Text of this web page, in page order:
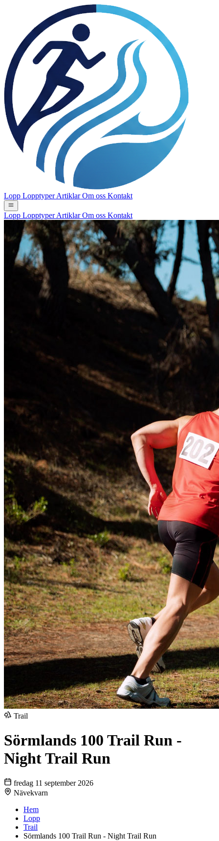
Lopp LopptyperArtiklarOm oss Kontakt
Lopp LopptyperArtiklarOm oss Kontakt
Trail
Sörmlands 100 Trail Run -
Night Trail Run
fredag 11 september 2026
Nävekvarn
Hem
Lopp
Trail
Sörmlands 100 Trail Run - Night Trail Run